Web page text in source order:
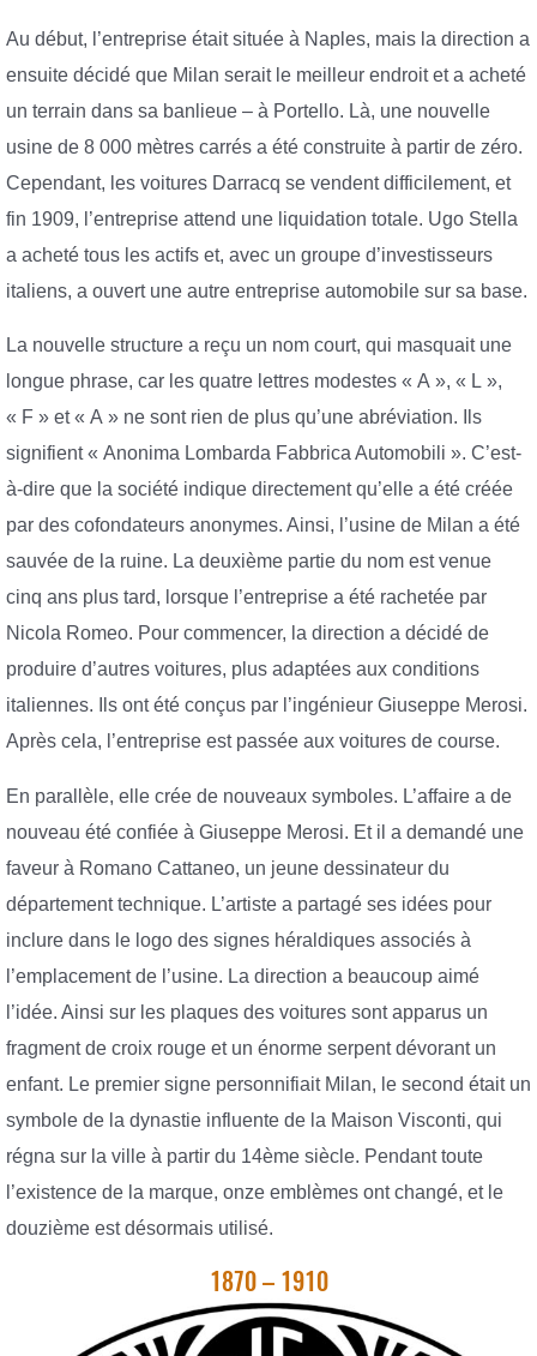
Au début, l’entreprise était située à Naples, mais la direction a
ensuite décidé que Milan serait le meilleur endroit et a acheté
un terrain dans sa banlieue – à Portello. Là, une nouvelle
usine de 8 000 mètres carrés a été construite à partir de zéro.
Cependant, les voitures Darracq se vendent difficilement, et
fin 1909, l’entreprise attend une liquidation totale. Ugo Stella
a acheté tous les actifs et, avec un groupe d’investisseurs
italiens, a ouvert une autre entreprise automobile sur sa base.
La nouvelle structure a reçu un nom court, qui masquait une
longue phrase, car les quatre lettres modestes « A », « L »,
« F » et « A » ne sont rien de plus qu’une abréviation. Ils
signifient « Anonima Lombarda Fabbrica Automobili ». C’est-
à-dire que la société indique directement qu’elle a été créée
par des cofondateurs anonymes. Ainsi, l’usine de Milan a été
sauvée de la ruine. La deuxième partie du nom est venue
cinq ans plus tard, lorsque l’entreprise a été rachetée par
Nicola Romeo. Pour commencer, la direction a décidé de
produire d’autres voitures, plus adaptées aux conditions
italiennes. Ils ont été conçus par l’ingénieur Giuseppe Merosi.
Après cela, l’entreprise est passée aux voitures de course.
En parallèle, elle crée de nouveaux symboles. L’affaire a de
nouveau été confiée à Giuseppe Merosi. Et il a demandé une
faveur à Romano Cattaneo, un jeune dessinateur du
département technique. L’artiste a partagé ses idées pour
inclure dans le logo des signes héraldiques associés à
l’emplacement de l’usine. La direction a beaucoup aimé
l’idée. Ainsi sur les plaques des voitures sont apparus un
fragment de croix rouge et un énorme serpent dévorant un
enfant. Le premier signe personnifiait Milan, le second était un
symbole de la dynastie influente de la Maison Visconti, qui
régna sur la ville à partir du 14ème siècle. Pendant toute
l’existence de la marque, onze emblèmes ont changé, et le
douzième est désormais utilisé.
1870 – 1910